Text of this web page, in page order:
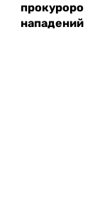
прокуроров
нападений